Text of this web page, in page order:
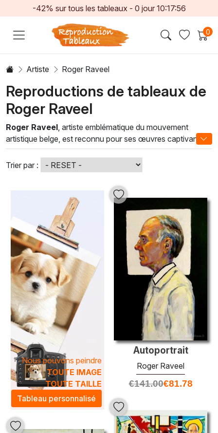
-42% sur tous les tableaux - 0 jour 10:17:55
0
Artiste Roger Raveel
Reproductions de tableaux de
Roger Raveel
Roger Raveel , artiste emblématique du mouvement
artistique belge, est reconnu pour ses œuvres captivantes
qui mêlent abstraction et figuration. Ses peintures à l'huile
se distinguent par un usage audacieux des couleurs et une
composition innovante, invitant le spectateur à explorer
des univers à la fois familiers et oniriques. Chaque toile
raconte une histoire, révélant la profondeur et la sensibilité
de l’artiste face au monde qui l’entoure.
Les œuvres deRoger Raveel
transcendent le simple
décor pour créer une atmosphère artistique unique dans
votre espace. Grâce à des techniques précises et à un
sens aigu du détail, ces peintures apportent une touche
d'élégance et de modernité à n'importe quel intérieur. Elles
sont idéales pour ceux qui souhaitent enrichir leur
environnement d'une œuvre inspirante, et ainsi, éveiller la
créativité et la réflexion au quotidien.
Trier par :
Nous pouvons peindre
TOUTE IMAGE
TOUTE TAILLE
Tableau personnalisé
Autoportrait
Roger Raveel
€141.00€81.78